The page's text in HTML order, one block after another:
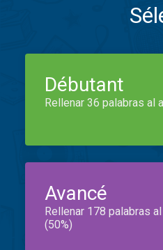
Débutant
Rellenar 36 palabras al
Avancé
Rellenar 178 palabras
(50%)